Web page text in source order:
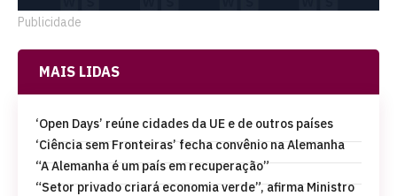
Publicidade
MAIS LIDAS
‘Open Days’ reúne cidades da UE e de outros países
‘Ciência sem Fronteiras’ fecha convênio na Alemanha
“A Alemanha é um país em recuperação”
“Setor privado criará economia verde”, afirma Ministro